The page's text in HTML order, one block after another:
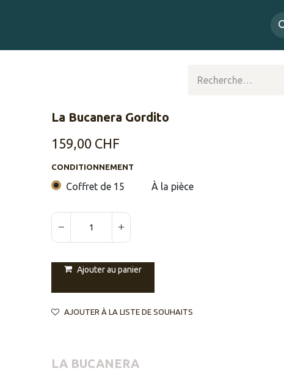
La Bucanera Gordito
159,00 CHF
CONDITIONNEMENT
Coffret de 15 À la pièce
Ajouter au panier
AJOUTER À LA LISTE DE SOUHAITS
LA BUCANERA